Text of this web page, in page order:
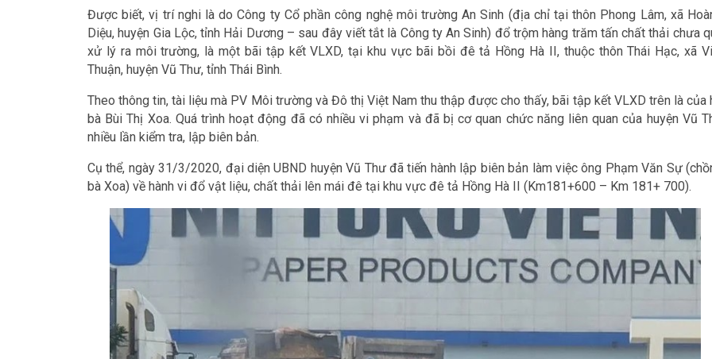
Được biết, vị trí nghi là do Công ty Cổ phần công nghệ môi trường An Sinh (địa chỉ tại thôn Phong Lâm, xã
Diệu, huyện Gia Lộc, tỉnh Hải Dương – sau đây viết tắt là Công ty An Sinh) đổ trộm hàng trăm tấn chất thải chưa
xử lý ra môi trường, là một bãi tập kết VLXD, tại khu vực bãi bồi đê tả Hồng Hà II, thuộc thôn Thái Hạc, xã
Thuận, huyện Vũ Thư, tỉnh Thái Bình.
Theo thông tin, tài liệu mà PV Môi trường và Đô thị Việt Nam thu thập được cho thấy, bãi tập kết VLXD trên là của
bà Bùi Thị Xoa. Quá trình hoạt động đã có nhiều vi phạm và đã bị cơ quan chức năng liên quan của huyện Vũ
nhiều lần kiểm tra, lập biên bản.
Cụ thể, ngày 31/3/2020, đại diện UBND huyện Vũ Thư đã tiến hành lập biên bản làm việc ông Phạm Văn Sự
bà Xoa) về hành vi đổ vật liệu, chất thải lên mái đê tại khu vực đê tả Hồng Hà II (Km181+600 – Km 181+ 700).